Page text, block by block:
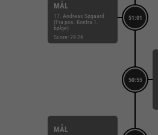
51:01
MÅL
17. Andreas Søgaard
(Fra pos. Kontra 1.
bølge)
Score: 29-26
50:55
MÅL